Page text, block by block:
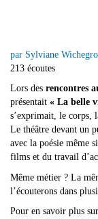
par Sylviane
213 écoutes
Lors des rencontres
présentait « La belle
s’exprimait, le
Le théâtre devant un
avec la poésie même
films et du travail
Même métier ? La
l’écouterons dans
Pour en savoir plus